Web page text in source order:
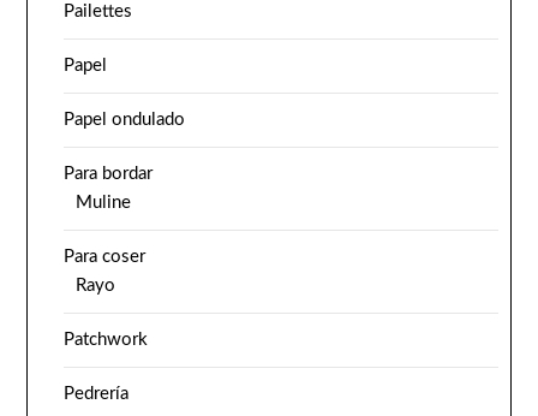
Pailettes
Papel
Papel ondulado
Para bordar
Muline
Para coser
Rayo
Patchwork
Pedrería